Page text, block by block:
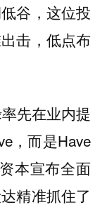
谷，这位投
击，低点布
先在业内提
，而是Have
本宣布全面
精准抓住了